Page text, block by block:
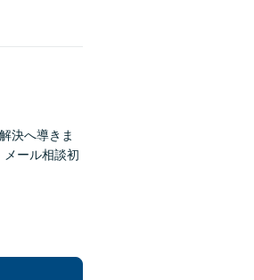
決へ導きま
ール相談初